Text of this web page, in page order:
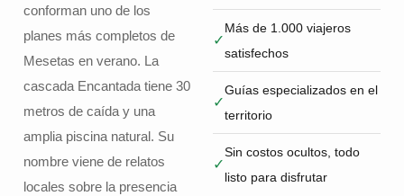
conforman uno de los
planes más completos de
Mesetas en verano. La
cascada Encantada tiene 30
metros de caída y una
amplia piscina natural. Su
nombre viene de relatos
locales sobre la presencia
✓
Más de 1.000 viajeros
satisfechos
✓
Guías especializados en el
territorio
✓
Sin costos ocultos, todo
listo para disfrutar